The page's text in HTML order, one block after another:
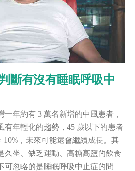
斷有沒有睡眠呼吸中
一年約有 3 萬名新增的中風患者，
有年輕化的趨勢，45 歲以下的患者
10%，未來可能還會繼續成長。其
久坐、缺乏運動、高糖高鹽的飲食
可忽略的是睡眠呼吸中止症的問